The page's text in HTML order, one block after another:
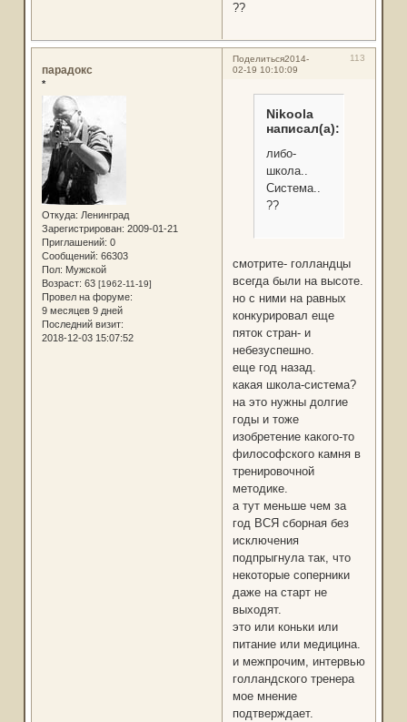
??
Поделиться 113
2014-
02-19 10:10:09
парадокс
*
Откуда: Ленинград
Зарегистрирован: 2009-01-21
Приглашений: 0
Сообщений: 66303
Пол: Мужской
Возраст: 63 [1962-11-19]
Провел на форуме:
9 месяцев 9 дней
Последний визит:
2018-12-03 15:07:52
Nikoola
написал(а):
либо-
школа..
Система..
??
смотрите- голландцы
всегда были на высоте.
но с ними на равных
конкурировал еще
пяток стран- и
небезуспешно.
еще год назад.
какая школа-система?
на это нужны долгие
годы и тоже
изобретение какого-то
философского камня в
тренировочной
методике.
а тут меньше чем за
год ВСЯ сборная без
исключения
подпрыгнула так, что
некоторые соперники
даже на старт не
выходят.
это или коньки или
питание или медицина.
и межпрочим, интервью
голландского тренера
мое мнение
подтверждает.